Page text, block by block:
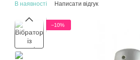
В наявності Написати відгук
−10%